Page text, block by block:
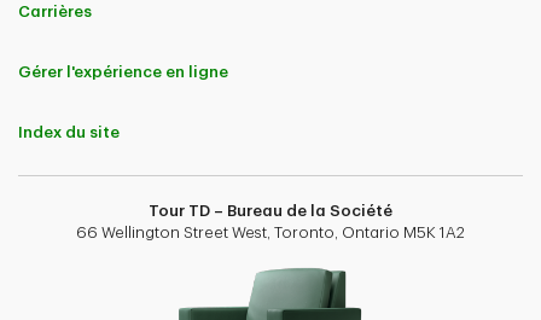
Carrières
Gérer l'expérience en ligne
Index du site
Tour TD – Bureau de la Société
66 Wellington Street West, Toronto, Ontario M5K 1A2